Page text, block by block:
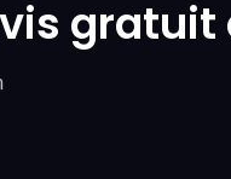
gratuit